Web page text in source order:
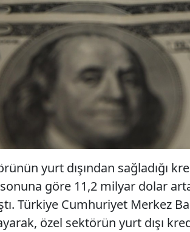
yurt dışından sağladığı
sonuna göre 11,2 milyar dolar
Türkiye Cumhuriyet Merkez
özel sektörün yurt dışı